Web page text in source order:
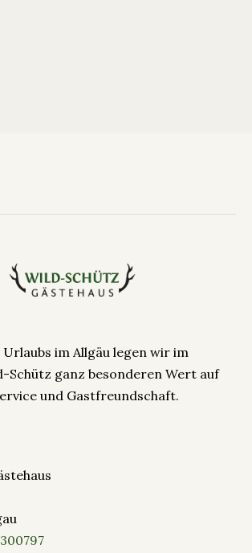
im Allgäu legen wir im
Schütz ganz besonderen Wert auf
und Gastfreundschaft.